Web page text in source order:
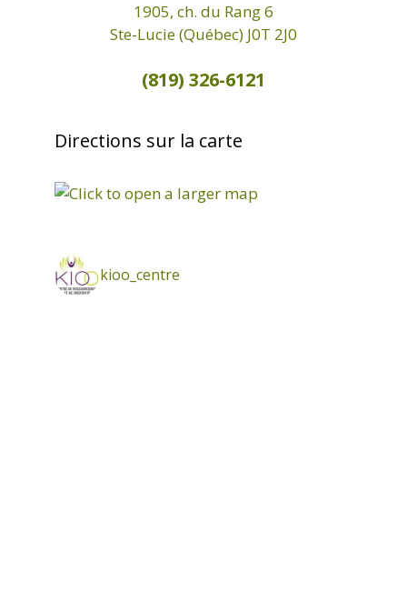
1905, ch. du Rang 6
Ste-Lucie (Québec) J0T 2J0
(819) 326-6121
Directions sur la carte
kioo_centre